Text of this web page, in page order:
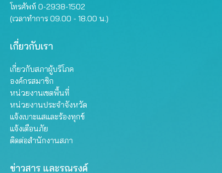
โทรศัพท์ 0-2938-1502
(เวลาทำการ 09.00 - 18.00 น.)
เกี่ยวกับเรา
เกี่ยวกับสภาผู้บริโภค
องค์กรสมาชิก
หน่วยงานเขตพื้นที่
หน่วยงานประจำจังหวัด
แจ้งเบาะแสและร้องทุกข์
แจ้งเตือนภัย
ติดต่อสำนักงานสภา
ข่าวสาร และรณรงค์